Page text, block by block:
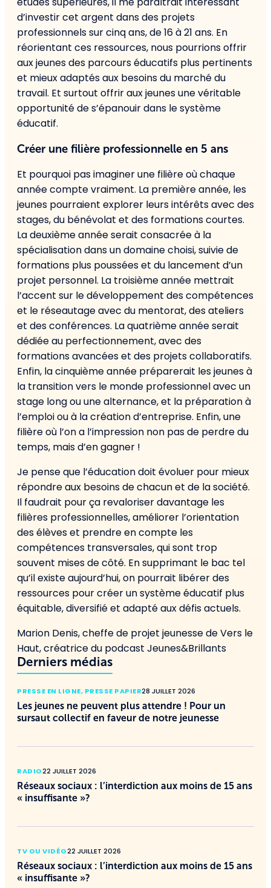
d’investir cet argent dans des projets
professionnels sur cinq ans, de 16 à 21 ans. En
réorientant ces ressources, nous pourrions offrir
aux jeunes des parcours éducatifs plus pertinents
et mieux adaptés aux besoins du marché du
travail. Et surtout offrir aux jeunes une véritable
opportunité de s’épanouir dans le système
éducatif.
Créer une filière professionnelle en 5 ans
Et pourquoi pas imaginer une filière où chaque
année compte vraiment. La première année, les
jeunes pourraient explorer leurs intérêts avec des
stages, du bénévolat et des formations courtes.
La deuxième année serait consacrée à la
spécialisation dans un domaine choisi, suivie de
formations plus poussées et du lancement d’un
projet personnel. La troisième année mettrait
l’accent sur le développement des compétences
et le réseautage avec du mentorat, des ateliers
et des conférences. La quatrième année serait
dédiée au perfectionnement, avec des
formations avancées et des projets collaboratifs.
Enfin, la cinquième année préparerait les jeunes à
la transition vers le monde professionnel avec un
stage long ou une alternance, et la préparation à
l’emploi ou à la création d’entreprise. Enfin, une
filière où l’on a l’impression non pas de perdre du
temps, mais d’en gagner !
Je pense que l’éducation doit évoluer pour mieux
répondre aux besoins de chacun et de la société.
Il faudrait pour ça revaloriser davantage les
filières professionnelles, améliorer l’orientation
des élèves et prendre en compte les
compétences transversales, qui sont trop
souvent mises de côté. En supprimant le bac tel
qu’il existe aujourd’hui, on pourrait libérer des
ressources pour créer un système éducatif plus
équitable, diversifié et adapté aux défis actuels.
Marion Denis, cheffe de projet jeunesse de Vers le
Haut, créatrice du podcast Jeunes&Brillants
Derniers médias
PRESSE EN LIGNE, PRESSE PAPIER28 JUILLET 2026
Les jeunes ne peuvent plus attendre ! Pour un
sursaut collectif en faveur de notre jeunesse
RADIO22 JUILLET 2026
Réseaux sociaux : l’interdiction aux moins de 15 ans
« insuffisante »?
TV OU VIDÉO22 JUILLET 2026
Réseaux sociaux : l’interdiction aux moins de 15 ans
« insuffisante »?